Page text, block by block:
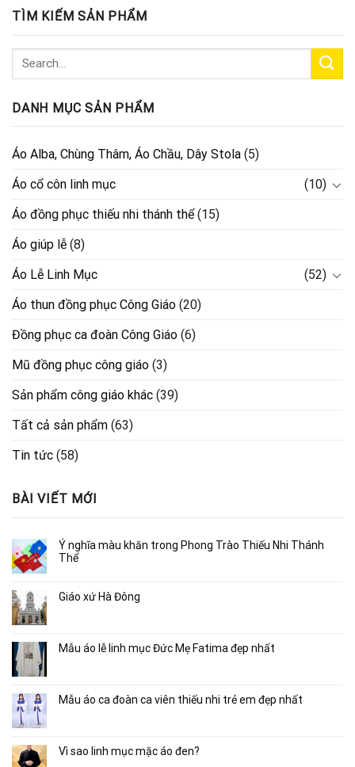
TÌM KIẾM SẢN PHẨM
DANH MỤC SẢN PHẨM
Áo Alba, Chùng Thâm, Áo Chầu, Dây Stola (5)
Áo cổ côn linh mục
(10)
Áo đồng phục thiếu nhi thánh thể(15)
Áo giúp lễ (8)
Áo Lễ Linh Mục
(52)
Áo thun đồng phục Công Giáo (20)
Đồng phục ca đoàn Công Giáo (6)
Mũ đồng phục công giáo (3)
Sản phẩm công giáo khác (39)
Tất cả sản phẩm (63)
Tin tức (58)
BÀI VIẾT MỚI
Ý nghĩa màu khăn trong Phong Trào Thiếu Nhi Thánh
Thể
Giáo xứ Hà Đông
Mẫu áo lễ linh mục Đức Mẹ Fatima đẹp nhất
Mẫu áo ca đoàn ca viên thiếu nhi trẻ em đẹp nhất
Vì sao linh mục mặc áo đen?